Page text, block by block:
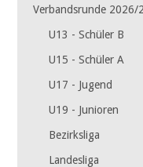
Verbandsrunde 2026/
U13 - Schüler B
U15 - Schüler A
U17 - Jugend
U19 - Junioren
Bezirksliga
Landesliga